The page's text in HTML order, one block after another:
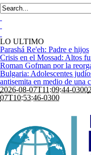
LO ULTIMO
Parashá Re'eh: Padre e hijos
Crisis en el Mossad: Altos
Roman Gofman por la
Bulgaria: Adolescentes
antisemita en medio de una
2026-08-07T11:09:44-0300
07T10:53:46-0300